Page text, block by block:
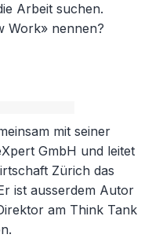
Arbeit suchen.
Work» nennen?
mit seiner
GmbH und leitet
Zürich das
ist ausserdem Autor
am Think Tank